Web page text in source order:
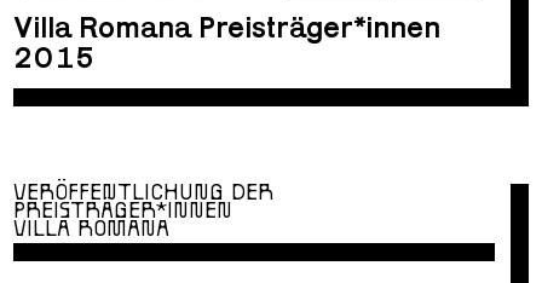
Villa Romana Preisträger*innen
2015
VERÖFFENTLICHUNG DER
PREISTRÄGER*INNEN
VILLA ROMANA